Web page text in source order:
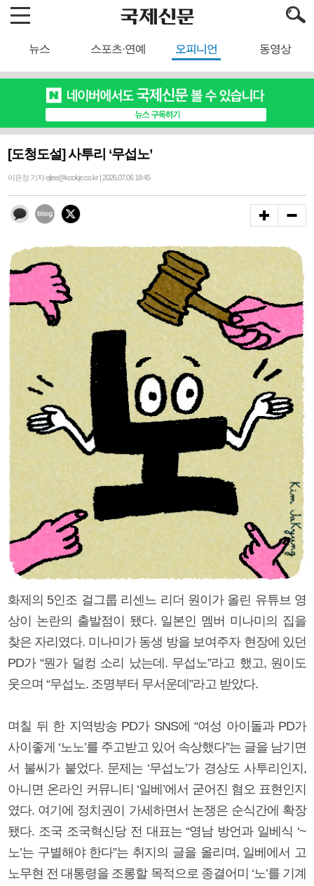
뉴스 스포츠·연예 오피니언 동영상
[도청도설] 사투리 ‘무섭노’
이은정 기자 ejlee@kookje.co.kr | 2026.07.06 18:45
화제의 5인조 걸그룹 리센느 리더 원이가 올린 유튜브 영
상이 논란의 출발점이 됐다. 일본인 멤버 미나미의 집을
찾은 자리였다. 미나미가 동생 방을 보여주자 현장에 있던
PD가 “뭔가 덜컹 소리 났는데. 무섭노”라고 했고, 원이도
웃으며 “무섭노. 조명부터 무서운데”라고 받았다.
며칠 뒤 한 지역방송 PD가 SNS에 “여성 아이돌과 PD가
사이좋게 ‘노노’를 주고받고 있어 속상했다”는 글을 남기면
서 불씨가 붙었다. 문제는 ‘무섭노’가 경상도 사투리인지,
아니면 온라인 커뮤니티 ‘일베’에서 굳어진 혐오 표현인지
였다. 여기에 정치권이 가세하면서 논쟁은 순식간에 확장
됐다. 조국 조국혁신당 전 대표는 “영남 방언과 일베식 ‘~
노’는 구별해야 한다”는 취지의 글을 올리며, 일베에서 고
노무현 전 대통령을 조롱할 목적으로 종결어미 ‘노’를 기계